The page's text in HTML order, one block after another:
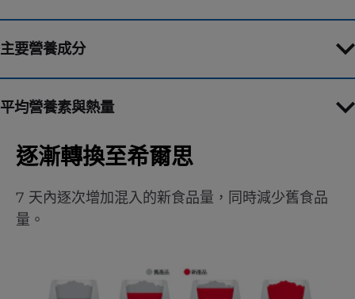
主要營養成分
平均營養素與熱量
逐漸轉換至希爾思
7 天內逐次增加混入的新食品量，同時減少舊食品
量。